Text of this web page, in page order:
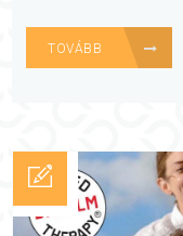
TOVÁBB